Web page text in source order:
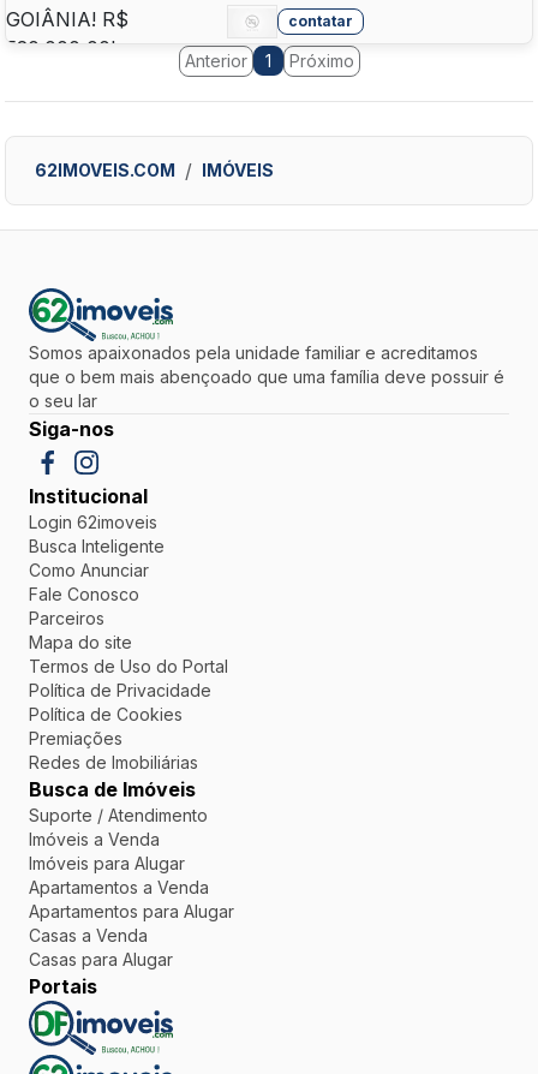
contatar
Anterior 1 Próximo
62IMOVEIS.COM IMÓVEIS
Somos apaixonados pela unidade familiar e acreditamos
que o bem mais abençoado que uma família deve possuir é
o seu lar
Siga-nos
Institucional
Login 62imoveis
Busca Inteligente
Como Anunciar
Fale Conosco
Parceiros
Mapa do site
Termos de Uso do Portal
Política de Privacidade
Política de Cookies
Premiações
Redes de Imobiliárias
Busca de Imóveis
Suporte / Atendimento
Imóveis a Venda
Imóveis para Alugar
Apartamentos a Venda
Apartamentos para Alugar
Casas a Venda
Casas para Alugar
Portais